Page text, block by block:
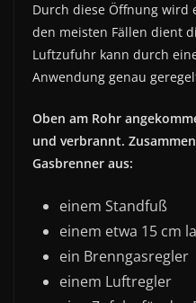
Durch diese Öffnung wird
den meisten Fällen dient
Luftzufuhr kann durch
Anwendung genau
Oben am Rohr
und verbrannt.
Gasbrenner aus:
einem Standfuß
einem etwa 15 cm
ein Brenngasregler
einem Luftregler